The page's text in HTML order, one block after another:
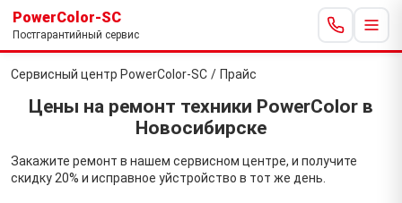
PowerColor-SC
Постгарантийный сервис
Сервисный центр PowerColor-SC / Прайс
Цены на ремонт техники PowerColor в
Новосибирске
Закажите ремонт в нашем сервисном центре, и получите
скидку 20% и исправное уйстройство в тот же день.